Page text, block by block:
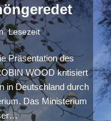
Lesezeit
Präsentation des
WOOD kritisiert
in Deutschland durch
Das Ministerium